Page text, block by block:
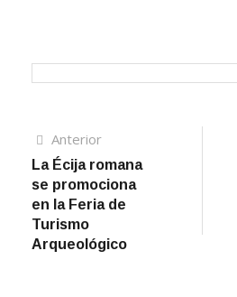
Navegación
de
entradas
AnteriorArtículo
anterior
La Écija romana
se promociona
en la Feria de
Turismo
Arqueológico